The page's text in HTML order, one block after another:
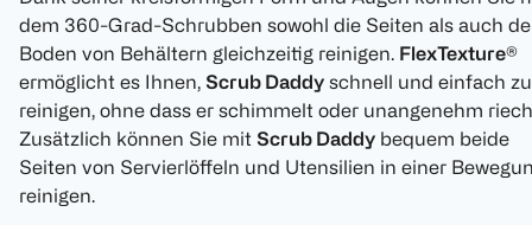
dem 360-Grad-Schrubben sowohl die Seiten als auch
Boden von Behältern gleichzeitig reinigen. FlexTexture®
ermöglicht es Ihnen, Scrub Daddy schnell und einfach zu
reinigen, ohne dass er schimmelt oder unangenehm
Zusätzlich können Sie mit Scrub Daddy bequem beide
Seiten von Servierlöffeln und Utensilien in einer
reinigen.